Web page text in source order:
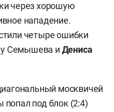
через хорошую
нападение.
четыре ошибки
Семышева и Дениса
москвичей
под блок (2:4)